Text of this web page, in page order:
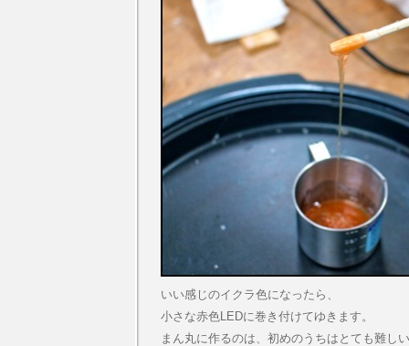
いい感じのイクラ色になったら、
小さな赤色LEDに巻き付けてゆきます。
まん丸に作るのは、初めのうちはとても難し